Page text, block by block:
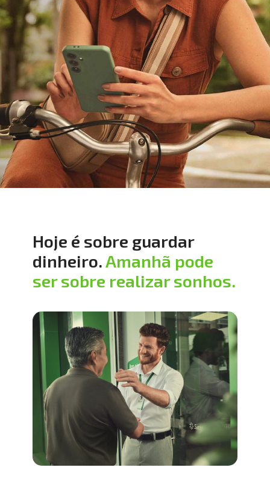
Hoje é sobre guardar
dinheiro. Amanhã pode
ser sobre realizar sonhos.